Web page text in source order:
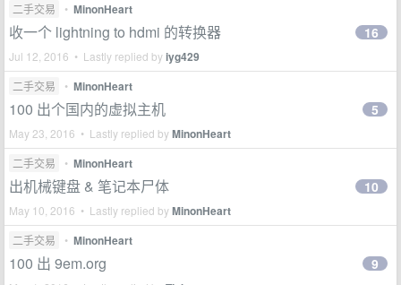
二手交易 • MinonHeart
收一个 lightning to hdmi 的转换器
Jul 12, 2016 • Lastly replied byiyg429
16
二手交易 • MinonHeart
100 出个国内的虚拟主机
May 23, 2016 • Lastly replied byMinonHeart
5
二手交易 • MinonHeart
出机械键盘 & 笔记本尸体
May 10, 2016 • Lastly replied byMinonHeart
10
二手交易 • MinonHeart
100 出 9em.org 9